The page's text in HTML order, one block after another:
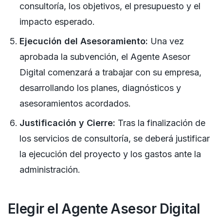
consultoría, los objetivos, el presupuesto y el
impacto esperado.
Ejecución del Asesoramiento: Una vez
aprobada la subvención, el Agente Asesor
Digital comenzará a trabajar con su empresa,
desarrollando los planes, diagnósticos y
asesoramientos acordados.
Justificación y Cierre: Tras la finalización de
los servicios de consultoría, se deberá justificar
la ejecución del proyecto y los gastos ante la
administración.
Elegir el Agente Asesor Digital